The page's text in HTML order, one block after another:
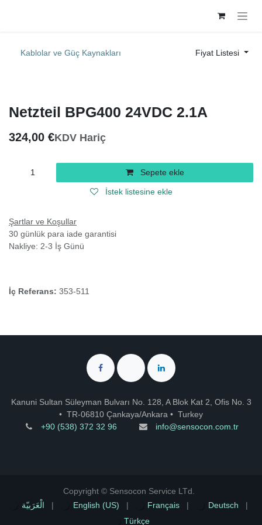
Kablolar ve Güç Kaynakları Fiyat Listesi
Netzteil BPG400 24VDC 2.1A
324,00€KDV Hariç
Sepete ekle
İstek listesine ekle
Şartlar ve Koşullar
30 günlük para iade garantisi
Nakliye: 2-3 İş Günü
İç Referans: 353-511
Kanuni Sultan Süleyman Bulvarı No. 128, A Blok Kat 2, Ofis No. 3
• TR-06810 Çankaya/Ankara • Turkey
+90 (538) 372 32 96
info@sensocon.com.tr
Copyright © Sensocon Service LTd.
الْعَرَبيّة
| English (US) | Français | Deutsch
|
Türkçe